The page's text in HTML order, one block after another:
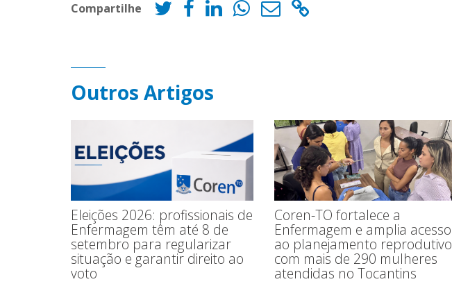
Compartilhe
Outros Artigos
Eleições 2026: profissionais de
Enfermagem têm até 8 de
setembro para regularizar
situação e garantir direito ao
voto
Coren-TO fortalece a
Enfermagem e amplia acesso
ao planejamento reprodutivo
com mais de 290 mulheres
atendidas no Tocantins